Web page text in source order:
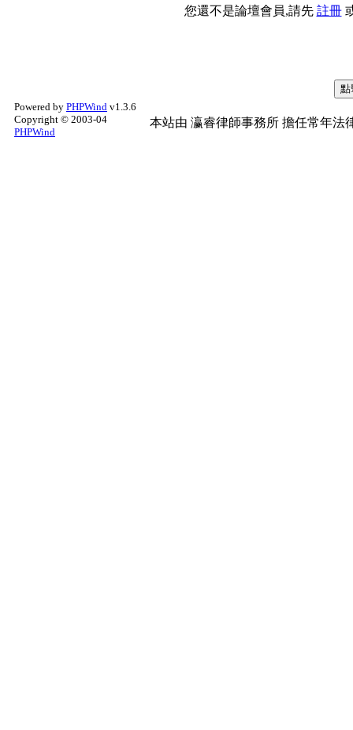
您還不是論壇會員,請先 註冊
Powered by PHPWind v1.3.6
Copyright © 2003-04
PHPWind
本站由 瀛睿律師事務所 擔任常年法